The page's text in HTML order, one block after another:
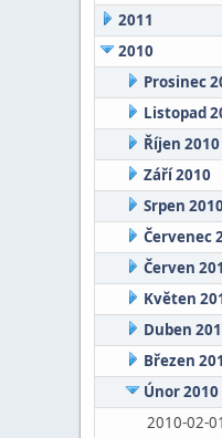
2011
2010
Prosinec
Listopad
Říjen 2010
Září 2010
Srpen 2010
Červenec
Červen
Květen
Duben
Březen
Únor 2010
2010-02-01